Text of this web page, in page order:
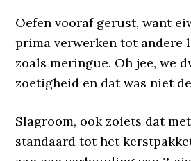
Oefen vooraf gerust, want
prima verwerken tot andere
zoals meringue. Oh jee, we
zoetigheid en dat was niet
Slagroom, ook zoiets dat
standaard tot het